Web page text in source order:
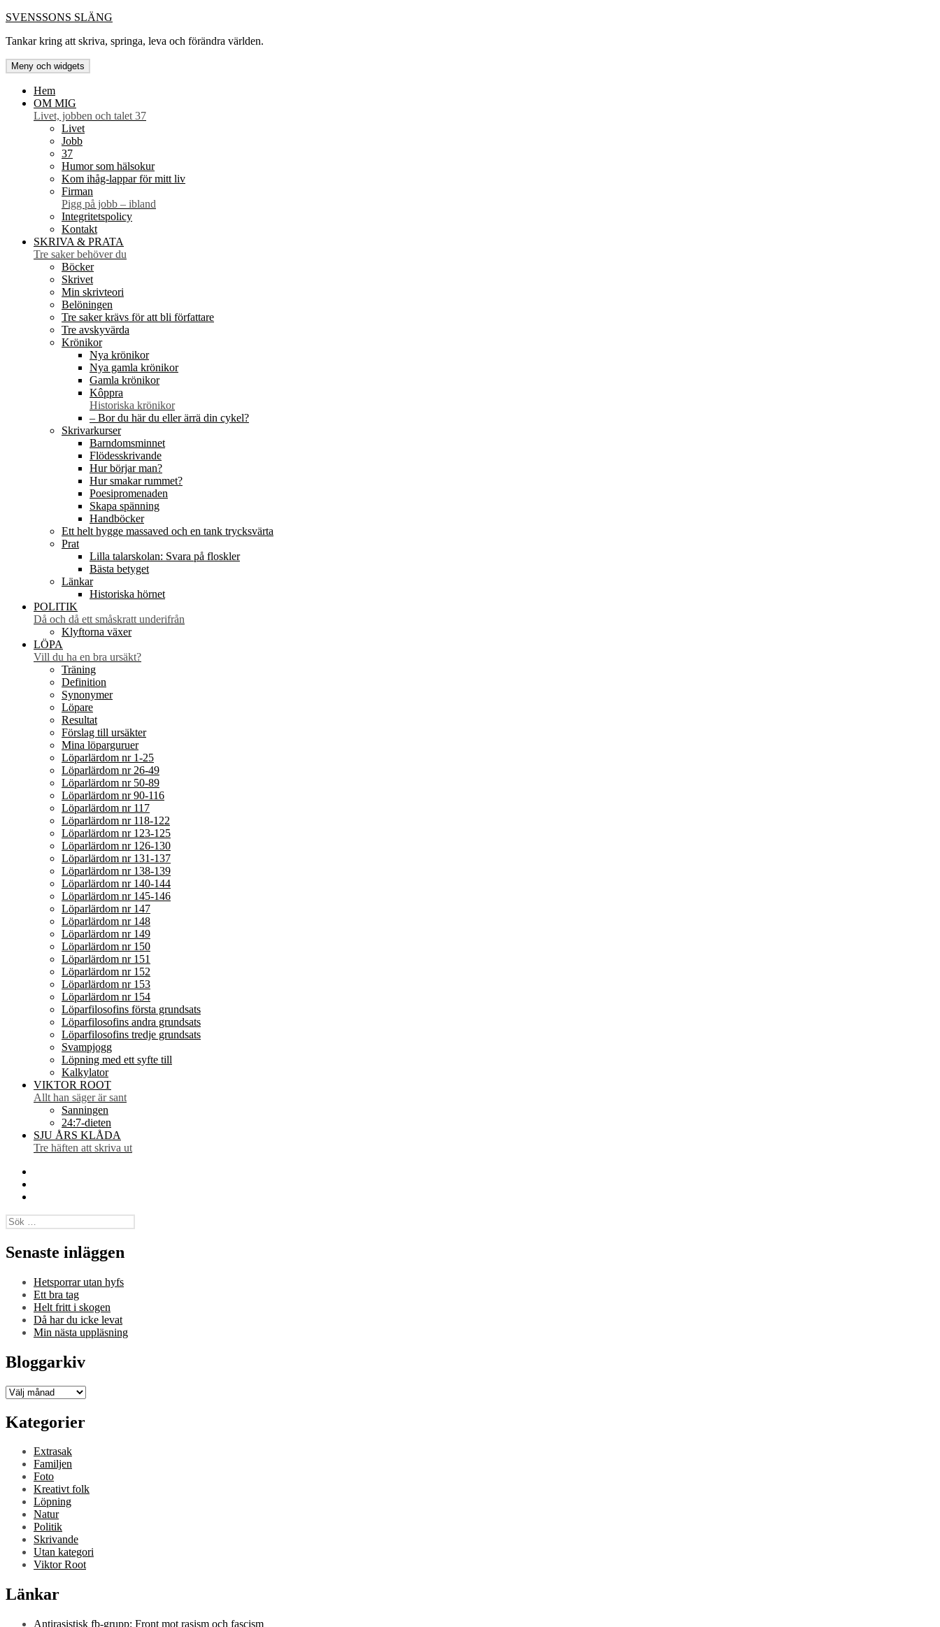
Hoppa
innehåll
SVENSSONS SLÄNG
Tankar kring att skriva, springa, leva och förändra världen.
Meny och widgets
Hem
OM MIG
Livet, jobben och talet 37
Livet
Jobb
37
Humor som hälsokur
Kom ihåg-lappar för mitt liv
Firman
Pigg på jobb – ibland
Integritetspolicy
Kontakt
SKRIVA & PRATA
Tre saker behöver du
Böcker
Skrivet
Min skrivteori
Belöningen
Tre saker krävs för att bli författare
Tre avskyvärda
Krönikor
Nya krönikor
Nya gamla krönikor
Gamla krönikor
Kôppra
Historiska krönikor
– Bor du här du eller ärrä din cykel?
Skrivarkurser
Barndomsminnet
Flödesskrivande
Hur börjar man?
Hur smakar rummet?
Poesipromenaden
Skapa spänning
Handböcker
Ett helt hygge massaved och en tank trycksvärta
Prat
Lilla talarskolan: Svara på floskler
Bästa betyget
Länkar
Historiska hörnet
POLITIK
Då och då ett småskratt underifrån
Klyftorna växer
LÖPA
Vill du ha en bra ursäkt?
Träning
Definition
Synonymer
Löpare
Resultat
Förslag till ursäkter
Mina löparguruer
Löparlärdom nr 1-25
Löparlärdom nr 26-49
Löparlärdom nr 50-89
Löparlärdom nr 90-116
Löparlärdom nr 117
Löparlärdom nr 118-122
Löparlärdom nr 123-125
Löparlärdom nr 126-130
Löparlärdom nr 131-137
Löparlärdom nr 138-139
Löparlärdom nr 140-144
Löparlärdom nr 145-146
Löparlärdom nr 147
Löparlärdom nr 148
Löparlärdom nr 149
Löparlärdom nr 150
Löparlärdom nr 151
Löparlärdom nr 152
Löparlärdom nr 153
Löparlärdom nr 154
Löparfilosofins första grundsats
Löparfilosofins andra grundsats
Löparfilosofins tredje grundsats
Svampjogg
Löpning med ett syfte till
Kalkylator
VIKTOR ROOT
Allt han säger är sant
Sanningen
24:7-dieten
SJU ÅRS KLÅDA
Tre häften att skriva ut
Sök
efter:
Senaste inläggen
Hetsporrar utan hyfs
Ett bra tag
Helt fritt i skogen
Då har du icke levat
Min nästa uppläsning
Bloggarkiv
Bloggarkiv
Kategorier
Extrasak
Familjen
Foto
Kreativt folk
Löpning
Natur
Politik
Skrivande
Utan kategori
Viktor Root
Länkar
Antirasistisk fb-grupp: Front mot rasism och fascism